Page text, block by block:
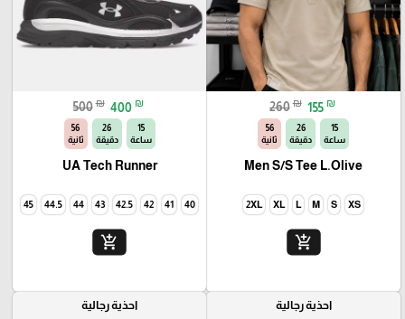
260 ₪ 155 ₪
15
ساعة
26
دقيقة
54
ثانية
Men S/S Tee L.Olive
XS
S
M
L
XL
2XL
add_shopping_cart
500 ₪ 400 ₪
15
ساعة
26
دقيقة
54
ثانية
UA Tech Runner
40
41
42
42.5
43
44
44.5
45
add_shopping_cart
احذية رجالية احذية رجالية